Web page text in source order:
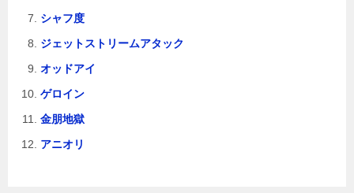
シャフ度
ジェットストリームアタック
オッドアイ
ゲロイン
金朋地獄
アニオリ